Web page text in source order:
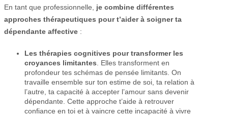
En tant que professionnelle, je combine différentes
approches thérapeutiques pour t’aider à soigner ta
dépendante affective :
Les thérapies cognitives pour transformer les
croyances limitantes. Elles transforment en
profondeur tes schémas de pensée limitants. On
travaille ensemble sur ton estime de soi, ta relation à
l’autre, ta capacité à accepter l’amour sans devenir
dépendante. Cette approche t’aide à retrouver
confiance en toi et à vaincre cette incapacité à vivre